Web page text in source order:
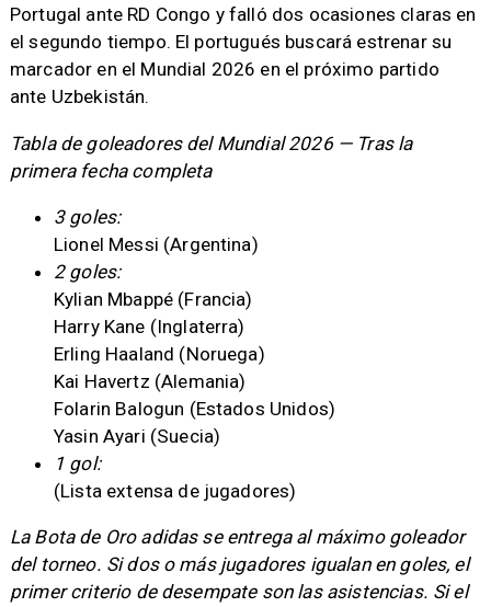
Portugal ante RD Congo y falló dos ocasiones claras en
el segundo tiempo. El portugués buscará estrenar su
marcador en el Mundial 2026 en el próximo partido
ante Uzbekistán.
Tabla de goleadores del Mundial 2026 — Tras la
primera fecha completa
3 goles:
Lionel Messi (Argentina)
2 goles:
Kylian Mbappé (Francia)
Harry Kane (Inglaterra)
Erling Haaland (Noruega)
Kai Havertz (Alemania)
Folarin Balogun (Estados Unidos)
Yasin Ayari (Suecia)
1 gol:
(Lista extensa de jugadores)
La Bota de Oro adidas se entrega al máximo goleador
del torneo. Si dos o más jugadores igualan en goles, el
primer criterio de desempate son las asistencias. Si el